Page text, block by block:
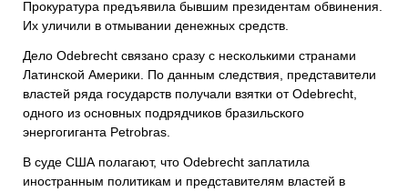
Прокуратура предъявила бывшим президентам обвинения.
Их уличили в отмывании денежных средств.
Дело Odebrecht связано сразу с несколькими странами
Латинской Америки. По данным следствия, представители
властей ряда государств получали взятки от Odebrecht,
одного из основных подрядчиков бразильского
энергогиганта Petrobras.
В суде США полагают, что Odebrecht заплатила
иностранным политикам и представителям властей в